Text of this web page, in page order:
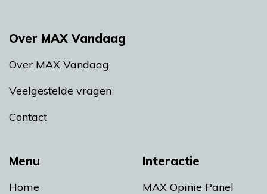
Menu
Home
Interactie
MAX Opinie Panel
Over MAX Vandaag
Over MAX Vandaag
Veelgestelde vragen
Contact